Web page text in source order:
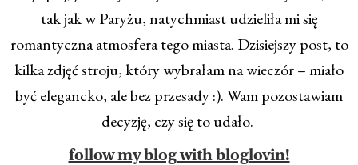
tak jak w Paryżu, natychmiast udzieliła mi się
romantyczna atmosfera tego miasta. Dzisiejszy post, to
kilka zdjęć stroju, który wybrałam na wieczór – miało
być elegancko, ale bez przesady :). Wam pozostawiam
decyzję, czy się to udało.
follow my blog with bloglovin!